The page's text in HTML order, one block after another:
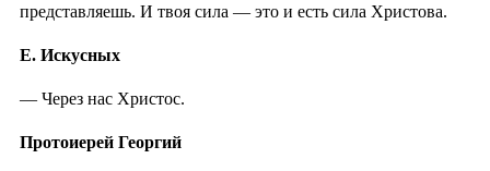
представляешь. И твоя сила — это и есть сила Христова.
Е. Искусных
— Через нас Христос.
Протоиерей Георгий